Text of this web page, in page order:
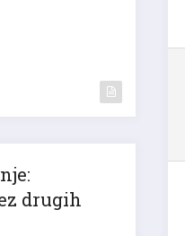
drugih